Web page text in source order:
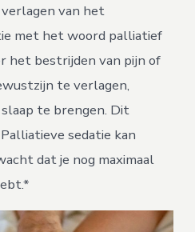
van het
met het woord palliatief
het bestrijden van pijn of
te verlagen,
te brengen. Dit
sedatie kan
dat je nog maximaal